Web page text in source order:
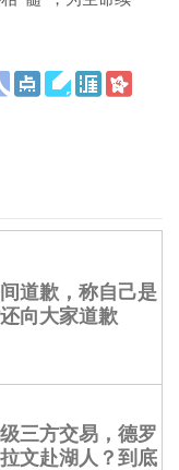
道歉，称自己是
向大家道歉
三方交易，德罗
文赴湖人？到底